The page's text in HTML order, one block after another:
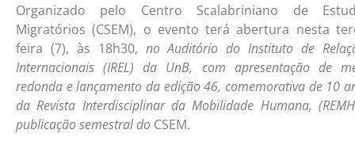
Organizado pelo Centro Scalabriniano de
Migratórios (CSEM), o evento terá abertura nesta
feira (7), às 18h30, no Auditóriodo Instituto de
Internacionais (IREL) da UnB, com apresentação de
redonda e lançamento da edição 46, comemorativa de 10
daRevista Interdisciplinar da Mobilidade Humana,
publicação semestral do CSEM.